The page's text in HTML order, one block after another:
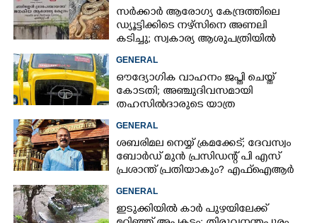
സർക്കാർ ആരോഗ്യ കേന്ദ്രത്തിലെ
ഡ്യൂട്ടിക്കിടെ നഴ്സിനെ അണലി
കടിച്ചു; സ്വകാര്യ ആശുപത്രിയിൽ
GENERAL
ഔദ്യോഗിക വാഹനം ജപ്തി ചെയ്ത്
കോടതി; അഞ്ചുദിവസമായി
തഹസിൽദാരുടെ യാത്ര
GENERAL
ശബരിമല നെയ്യ് ക്രമക്കേട്; ദേവസ്വം
ബോർഡ് മുൻ പ്രസിഡന്റ് പി എസ്
പ്രശാന്ത് പ്രതിയാകും? എഫ്ഐആർ
GENERAL
ഇടുക്കിയിൽ കാർ പുഴയിലേക്ക്